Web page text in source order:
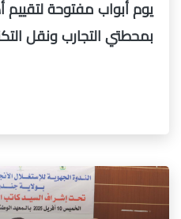
يوم أبواب مفتوحة لتقييم
بمحطتي التجارب ونقل